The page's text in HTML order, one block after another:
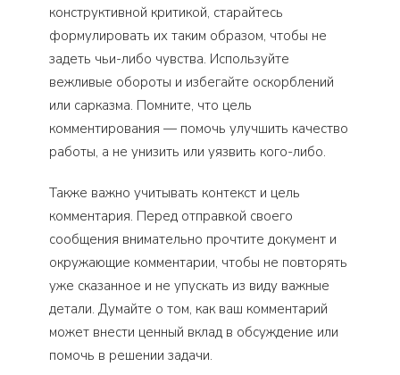
конструктивной критикой, старайтесь
формулировать их таким образом, чтобы не
задеть чьи-либо чувства. Используйте
вежливые обороты и избегайте оскорблений
или сарказма. Помните, что цель
комментирования — помочь улучшить качество
работы, а не унизить или уязвить кого-либо.
Также важно учитывать контекст и цель
комментария. Перед отправкой своего
сообщения внимательно прочтите документ и
окружающие комментарии, чтобы не повторять
уже сказанное и не упускать из виду важные
детали. Думайте о том, как ваш комментарий
может внести ценный вклад в обсуждение или
помочь в решении задачи.